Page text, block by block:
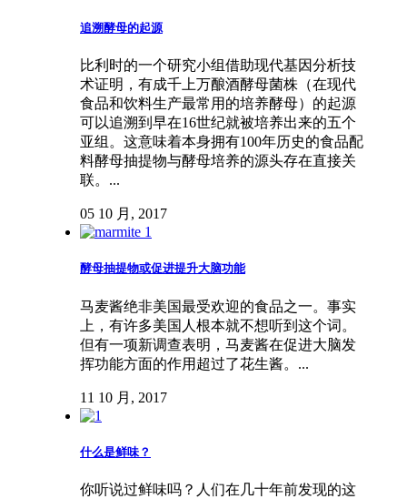
追溯酵母的起源
比利时的一个研究小组借助现代基因分析技
术证明，有成千上万酿酒酵母菌株（在现代
食品和饮料生产最常用的培养酵母）的起源
可以追溯到早在16世纪就被培养出来的五个
亚组。这意味着本身拥有100年历史的食品配
料酵母抽提物与酵母培养的源头存在直接关
联。...
05 10 月, 2017
酵母抽提物或促进提升大脑功能
马麦酱绝非美国最受欢迎的食品之一。事实
上，有许多美国人根本就不想听到这个词。
但有一项新调查表明，马麦酱在促进大脑发
挥功能方面的作用超过了花生酱。...
11 10 月, 2017
什么是鲜味？
你听说过鲜味吗？人们在几十年前发现的这